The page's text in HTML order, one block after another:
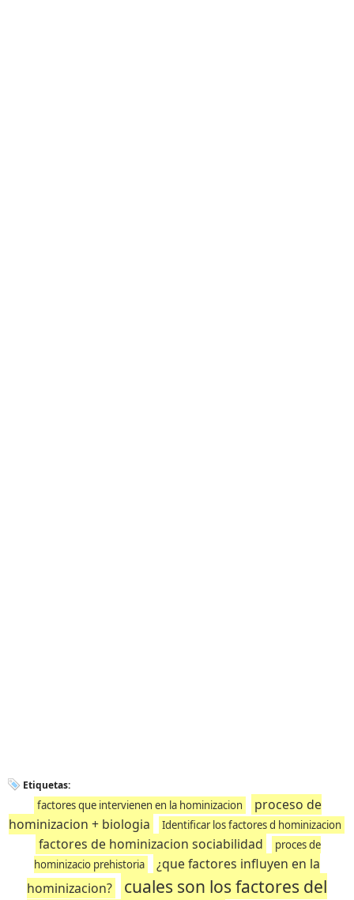
Etiquetas:
factores que intervienen en la hominizacion
proceso de
hominizacion + biologia
Identificar los factores d hominizacion
factores de hominizacion sociabilidad
proces de
hominizacio prehistoria
¿que factores influyen en la
hominizacion?
cuales son los factores del